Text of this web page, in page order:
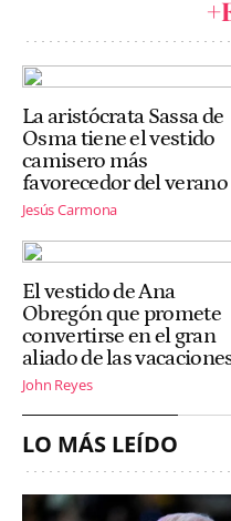
La aristócrata Sassa de
Osma tiene el vestido
camisero más
favorecedor del verano
Jesús Carmona
El vestido de Ana
Obregón que promete
convertirse en el gran
aliado de las
John Reyes
LO MÁS LEÍDO